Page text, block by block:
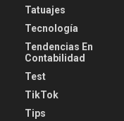
Tatuajes
Tecnología
Tendencias En
Contabilidad
Test
TikTok
Tips